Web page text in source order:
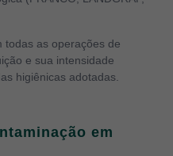
todas as operações de
e sua intensidade
higiênicas adotadas.
em